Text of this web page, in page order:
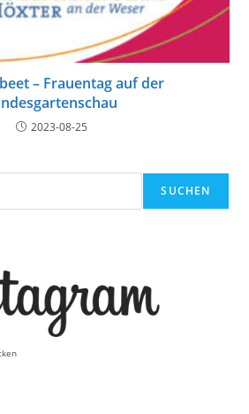
– Frauentag auf der
2023-08-25
SUCHEN